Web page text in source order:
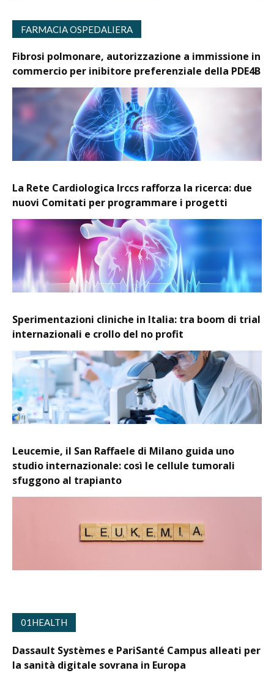
FARMACIA OSPEDALIERA
Fibrosi polmonare, autorizzazione a immissione in
commercio per inibitore preferenziale della PDE4B
La Rete Cardiologica Irccs rafforza la ricerca: due
nuovi Comitati per programmare i progetti
Sperimentazioni cliniche in Italia: tra boom di trial
internazionali e crollo del no profit
Leucemie, il San Raffaele di Milano guida uno
studio internazionale: così le cellule tumorali
sfuggono al trapianto
01HEALTH
Dassault Systèmes e PariSanté Campus alleati per
la sanità digitale sovrana in Europa